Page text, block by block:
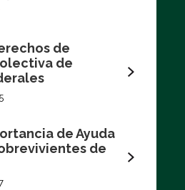
de
de
de Ayuda
de